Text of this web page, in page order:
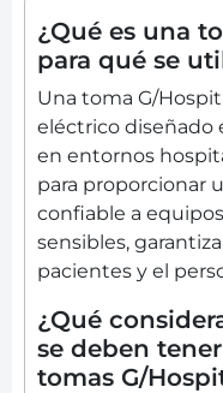
¿Qué es una
para qué se
Una toma G/
eléctrico diseñado
en entornos
para proporcionar
confiable a
sensibles,
pacientes y el
¿Qué
se deben
tomas G/